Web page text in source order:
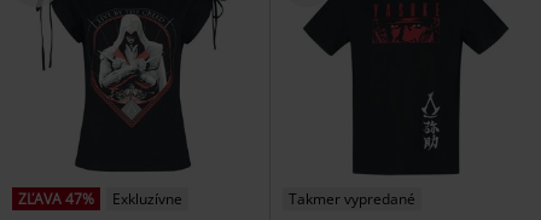
ZĽAVA 47%
Exkluzívne
Takmer vypredané